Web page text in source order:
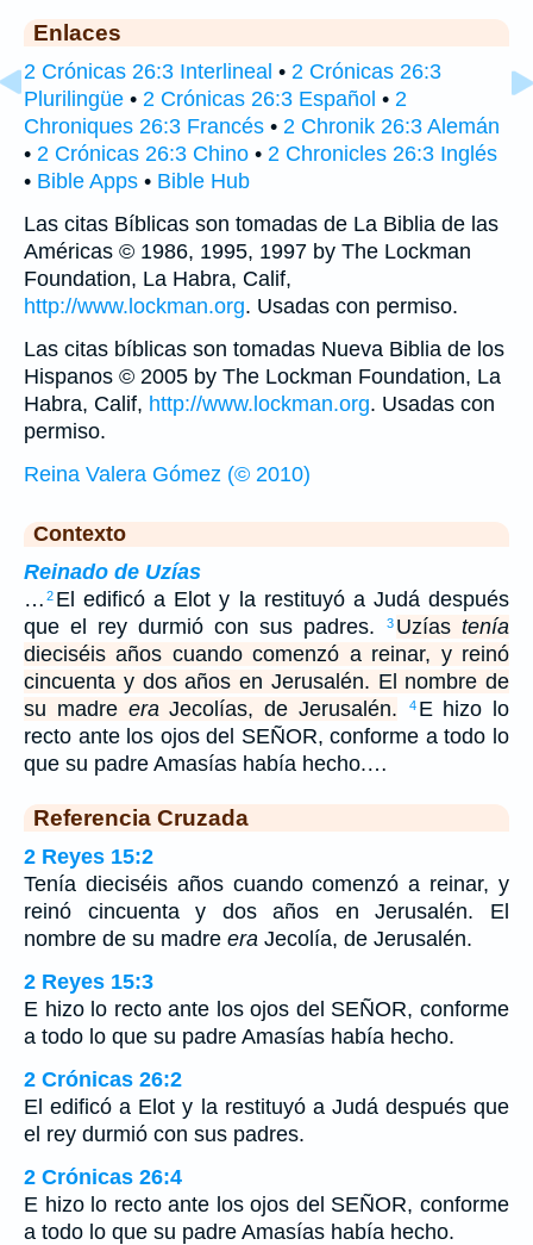
Enlaces
2 Crónicas 26:3 Interlineal • 2 Crónicas 26:3
Plurilingüe • 2 Crónicas 26:3 Español • 2
Chroniques 26:3 Francés • 2 Chronik 26:3 Alemán
• 2 Crónicas 26:3 Chino • 2 Chronicles 26:3 Inglés
• Bible Apps • Bible Hub
Las citas Bíblicas son tomadas de La Biblia de las
Américas © 1986, 1995, 1997 by The Lockman
Foundation, La Habra, Calif,
http://www.lockman.org. Usadas con permiso.
Las citas bíblicas son tomadas Nueva Biblia de los
Hispanos © 2005 by The Lockman Foundation, La
Habra, Calif, http://www.lockman.org. Usadas con
permiso.
Reina Valera Gómez (© 2010)
Contexto
Reinado de Uzías
… 2 El edificó a Elot y la restituyó a Judá después
que el rey durmió con sus padres.
3 Uzías tenía
dieciséis años cuando comenzó a reinar, y reinó
cincuenta y dos años en Jerusalén. El nombre de
su madre era Jecolías, de Jerusalén. 4 E hizo lo
recto ante los ojos del SEÑOR, conforme a todo lo
que su padre Amasías había hecho.…
Referencia Cruzada
2 Reyes 15:2
Tenía dieciséis años cuando comenzó a reinar, y
reinó cincuenta y dos años en Jerusalén. El
nombre de su madre era Jecolía, de Jerusalén.
2 Reyes 15:3
E hizo lo recto ante los ojos del SEÑOR, conforme
a todo lo que su padre Amasías había hecho.
2 Crónicas 26:2
El edificó a Elot y la restituyó a Judá después que
el rey durmió con sus padres.
2 Crónicas 26:4
E hizo lo recto ante los ojos del SEÑOR, conforme
a todo lo que su padre Amasías había hecho.